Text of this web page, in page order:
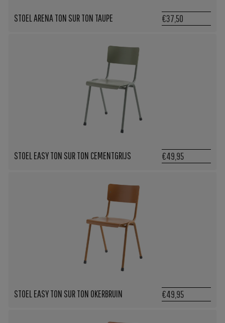
STOEL ARENA TON SUR TON TAUPE €37,50
STOEL EASY TON SUR TON CEMENTGRIJS €49,95
STOEL EASY TON SUR TON OKERBRUIN €49,95